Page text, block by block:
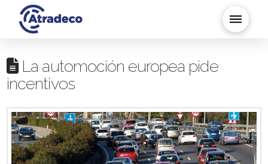
La automoción europea pide
incentivos